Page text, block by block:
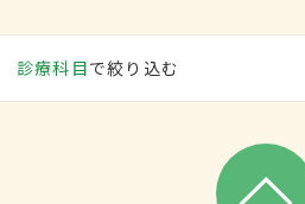
診療科目で絞り込む